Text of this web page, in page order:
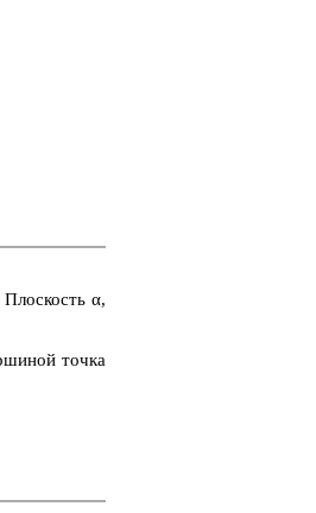
Плос­кость α,
точка